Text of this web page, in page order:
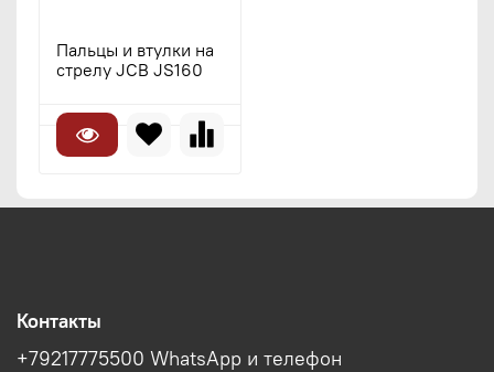
Пальцы и втулки на
стрелу JCB JS160
Контакты
+79217775500 WhatsApp и телефон